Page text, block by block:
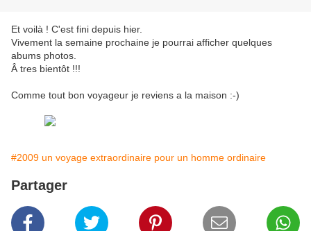
Et voilà ! C'est fini depuis hier.
Vivement la semaine prochaine je pourrai afficher quelques
abums photos.
Â tres bientôt !!!
Comme tout bon voyageur je reviens a la maison :-)
#2009 un voyage extraordinaire pour un homme ordinaire
Partager